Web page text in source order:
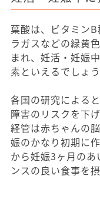
葉酸は、ビタミン
ラガスなどの緑黄
まれ、妊活・妊娠
素といえるでしょう
各国の研究による
障害のリスクを下
経管は赤ちゃんの
娠のかなり初期に
から妊娠3ヶ月の
ンスの良い食事を